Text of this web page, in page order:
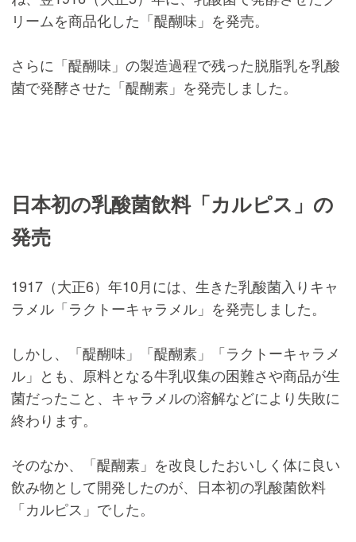
リームを商品化した「醍醐味」を発売。
さらに「醍醐味」の製造過程で残った脱脂乳を乳酸
菌で発酵させた「醍醐素」を発売しました。
日本初の乳酸菌飲料「カルピス」の
発売
1917（大正6）年10月には、生きた乳酸菌入りキャ
ラメル「ラクトーキャラメル」を発売しました。
しかし、「醍醐味」「醍醐素」「ラクトーキャラメ
ル」とも、原料となる牛乳収集の困難さや商品が生
菌だったこと、キャラメルの溶解などにより失敗に
終わります。
そのなか、「醍醐素」を改良したおいしく体に良い
飲み物として開発したのが、日本初の乳酸菌飲料
「カルピス」でした。